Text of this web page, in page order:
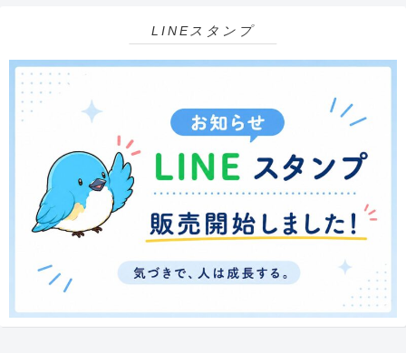
LINEスタンプ